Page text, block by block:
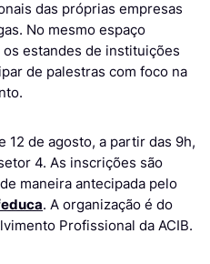
das próprias empresas
No mesmo espaço
estandes de instituições
de palestras com foco na
12 de agosto, a partir das 9h,
4. As inscrições são
maneira antecipada pelo
. A organização é do
Profissional da ACIB.